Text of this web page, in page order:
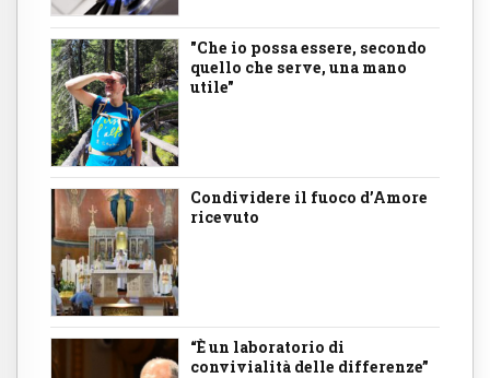
"Che io possa essere, secondo
quello che serve, una mano
utile"
Condividere il fuoco d’Amore
ricevuto
“È un laboratorio di
convivialità delle differenze”